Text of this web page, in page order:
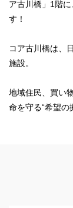
ア古川橋」1階
す！
コア古川橋は、
施設。
地域住民、買い
命を守る“希望の